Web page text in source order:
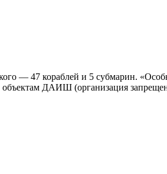
— 47 кораблей и 5 субмарин.
ДАИШ (организация